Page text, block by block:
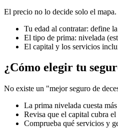
El precio no lo decide solo el
Tu edad al contratar: define
El tipo de prima: nivelada
El capital y los servicios
¿Cómo elegir tu
No existe un "mejor seguro de
La prima nivelada cuesta
Revisa que el capital cubra
Comprueba qué servicios y